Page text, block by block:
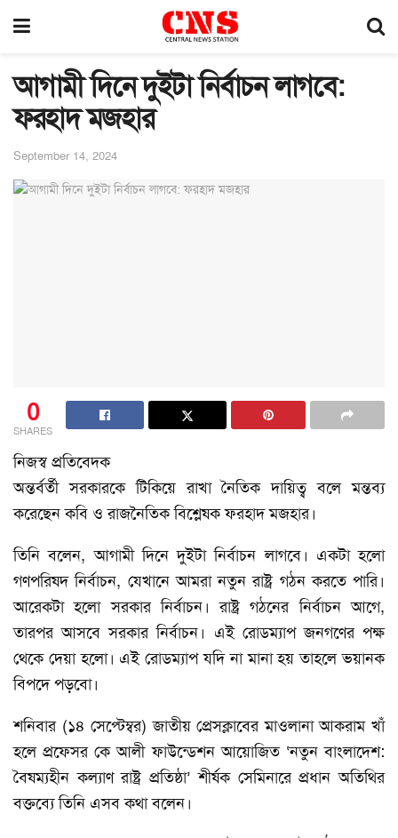
আগামী দিনে দুইটা নির্বাচন লাগবে:
ফরহাদ মজহার
September 14, 2024
0
SHARES
নিজস্ব প্রতিবেদক
অন্তর্বর্তী সরকারকে টিকিয়ে রাখা নৈতিক দায়িত্ব বলে মন্তব্য
করেছেন কবি ও রাজনৈতিক বিশ্লেষক ফরহাদ মজহার।
তিনি বলেন, আগামী দিনে দুইটা নির্বাচন লাগবে। একটা হলো
গণপরিষদ নির্বাচন, যেখানে আমরা নতুন রাষ্ট্র গঠন করতে পারি।
আরেকটা হলো সরকার নির্বাচন। রাষ্ট্র গঠনের নির্বাচন আগে,
তারপর আসবে সরকার নির্বাচন। এই রোডম্যাপ জনগণের পক্ষ
থেকে দেয়া হলো। এই রোডম্যাপ যদি না মানা হয় তাহলে ভয়ানক
বিপদে পড়বো।
শনিবার (১৪ সেপ্টেম্বর) জাতীয় প্রেসক্লাবের মাওলানা আকরাম খাঁ
হলে প্রফেসর কে আলী ফাউন্ডেশন আয়োজিত ‘নতুন বাংলাদেশ:
বৈষম্যহীন কল্যাণ রাষ্ট্র প্রতিষ্ঠা’ শীর্ষক সেমিনারে প্রধান অতিথির
বক্তব্যে তিনি এসব কথা বলেন।